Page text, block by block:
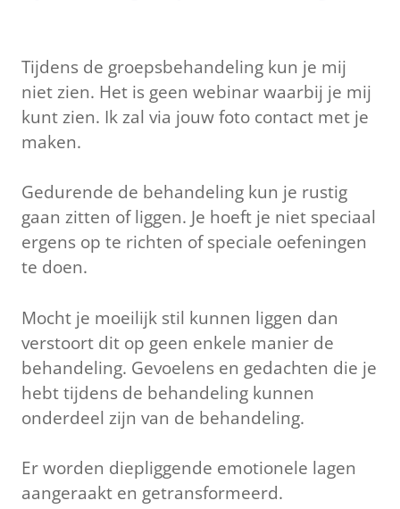
Tijdens de groepsbehandeling kun je mij
niet zien. Het is geen webinar waarbij je mij
kunt zien. Ik zal via jouw foto contact met je
maken.
Gedurende de behandeling kun je rustig
gaan zitten of liggen. Je hoeft je niet speciaal
ergens op te richten of speciale oefeningen
te doen.
Mocht je moeilijk stil kunnen liggen dan
verstoort dit op geen enkele manier de
behandeling. Gevoelens en gedachten die je
hebt tijdens de behandeling kunnen
onderdeel zijn van de behandeling.
Er worden diepliggende emotionele lagen
aangeraakt en getransformeerd.